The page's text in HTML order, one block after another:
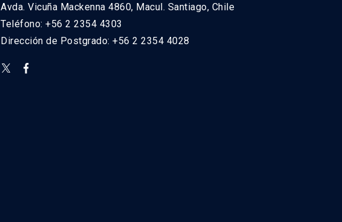
Avda. Vicuña Mackenna 4860, Macul. Santiago, Chile
Teléfono: +56 2 2354 4303
Dirección de Postgrado: +56 2 2354 4028